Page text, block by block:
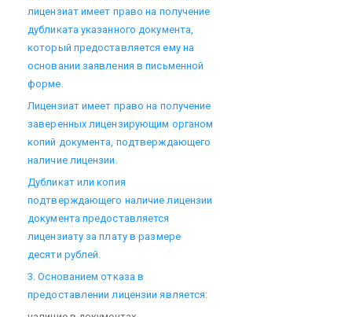
лицензиат имеет право на получение
дубликата указанного документа,
который предоставляется ему на
основании заявления в письменной
форме.
Лицензиат имеет право на получение
заверенных лицензирующим органом
копий документа, подтверждающего
наличие лицензии.
Дубликат или копия
подтверждающего наличие лицензии
документа предоставляется
лицензиату за плату в размере
десяти рублей.
3. Основанием отказа в
предоставлении лицензии является: